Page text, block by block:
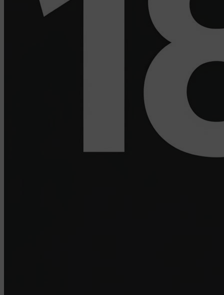
Яндекса рекламная сеть (Yandex Mobile Ads,
ADFOX) - сервис показа контекстной рекламы.
Адрес: Yandex Europe AG, Werftestrasse 4, CH-
Google Ads - сервис показа контекстной
рекламы, предоставляемый компанией Google
Ireland Ltd, Gordon House Barrow Street Dublin 4,